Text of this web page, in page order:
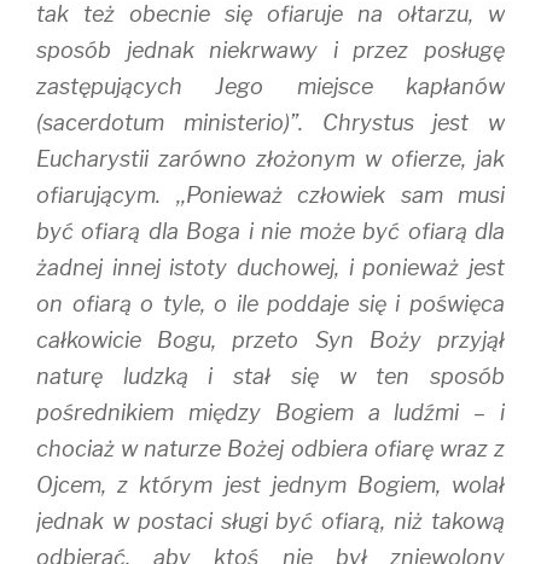
tak też obecnie się ofiaruje na ołtarzu, w
sposób jednak niekrwawy i przez posługę
zastępujących Jego miejsce kapłanów
(sacerdotum ministerio)”. Chrystus jest w
Eucharystii zarówno złożonym w ofierze, jak
ofiarującym. ,,Ponieważ człowiek sam musi
być ofiarą dla Boga i nie może być ofiarą dla
żadnej innej istoty duchowej, i ponieważ jest
on ofiarą o tyle, o ile poddaje się i poświęca
całkowicie Bogu, przeto Syn Boży przyjął
naturę ludzką i stał się w ten sposób
pośrednikiem między Bogiem a ludźmi – i
chociaż w naturze Bożej odbiera ofiarę wraz z
Ojcem, z którym jest jednym Bogiem, wolał
jednak w postaci sługi być ofiarą, niż takową
odbierać, aby ktoś nie był zniewolony